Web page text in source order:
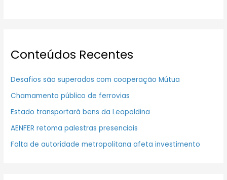
Conteúdos Recentes
Desafios são superados com cooperação Mútua
Chamamento público de ferrovias
Estado transportará bens da Leopoldina
AENFER retoma palestras presenciais
Falta de autoridade metropolitana afeta investimento